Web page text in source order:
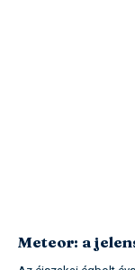
Meteor: a